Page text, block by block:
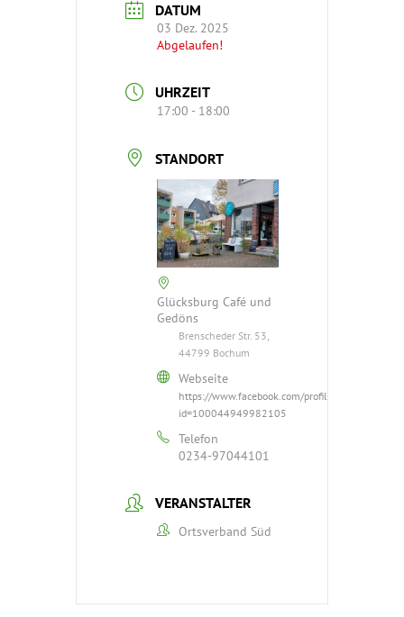
DATUM
03 Dez. 2025
Abgelaufen!
UHRZEIT
17:00 - 18:00
STANDORT
Glücksburg Café und
Gedöns
Brenscheder Str. 53,
44799 Bochum
Webseite
https://www.facebook.com/profile.php?
id=100044949982105
Telefon
0234-97044101
VERANSTALTER
Ortsverband Süd